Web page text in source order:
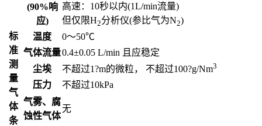
(90%响
应)
高速：10秒以内(1L/min流量)
但仅限H2分析仪(参比气为N2)
标
准
测
量
气
体
条
温度
0～50℃
气体流量0.4±0.05 L/min 且应稳定
尘埃
不超过1?m的微粒， 不超过100?g/Nm3
压力
不超过10kPa
气雾、腐
蚀性气体
无